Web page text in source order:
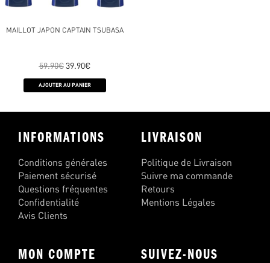
MAILLOT JAPON CAPTAIN TSUBASA
59.90€ 39.90€
AJOUTER AU PANIER
INFORMATIONS
Conditions générales
Paiement sécurisé
Questions fréquentes
Confidentialité
Avis Clients
LIVRAISON
Politique de Livraison
Suivre ma commande
Retours
Mentions Légales
MON COMPTE SUIVEZ-NOUS